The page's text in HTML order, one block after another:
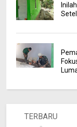
TERBARU